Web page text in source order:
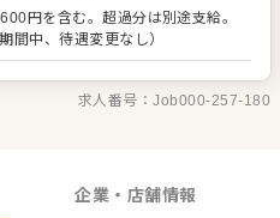
アパスも多彩にご用意していま
さらに上のポジションを目指せ
一丸となってお客様に最高の食
円を含む。超過分は別途支給。
間中、待遇変更なし）
求人番号：Job000-257-180
企業・店舗情報